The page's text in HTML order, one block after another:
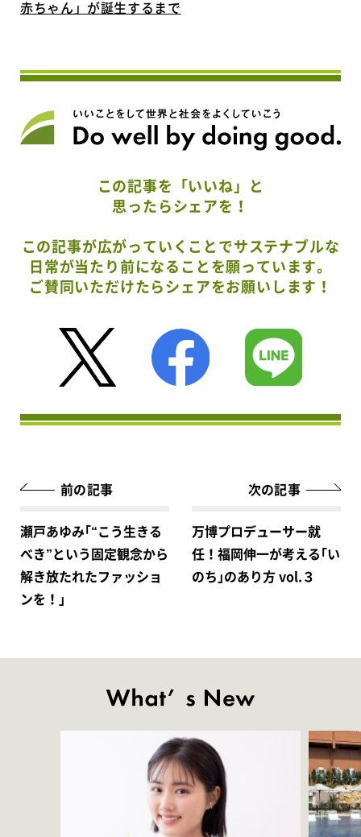
赤ちゃん」が誕生するまで
この記事を「いいね」と
思ったらシェアを！
この記事が広がっていくことでサステナブルな
日常が当たり前になることを願っています。
ご賛同いただけたらシェアをお願いします！
前の記事
瀬戸あゆみ｢“こう生きる
べき”という固定観念から
解き放たれたファッショ
ンを！」
次の記事
万博プロデューサー就
任！福岡伸一が考える｢い
のち｣のあり方 vol.３